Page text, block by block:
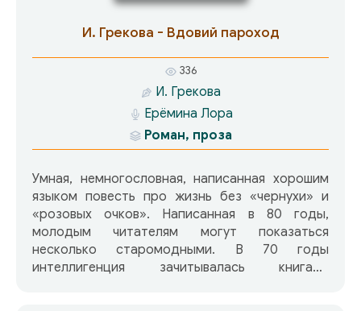
И. Грекова - Вдовий пароход
336
И. Грекова
Ерёмина Лора
Роман, проза
Умная, немногословная, написанная хорошим
языком повесть про жизнь без «чернухи» и
«розовых очков». Написанная в 80 годы,
молодым читателям могут показаться
несколько старомодными. В 70 годы
интеллигенция зачитывалась книгами